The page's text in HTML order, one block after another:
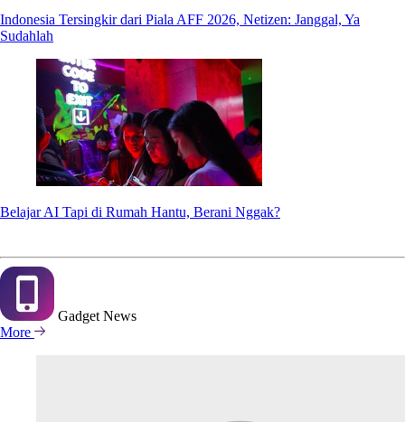
Indonesia Tersingkir dari Piala AFF 2026, Netizen: Janggal, Ya
Sudahlah
Belajar AI Tapi di Rumah Hantu, Berani Nggak?
Gadget News
More